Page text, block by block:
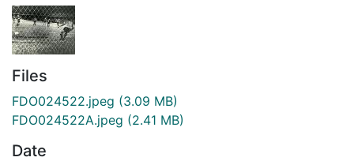
Files
FDO024522.jpeg (3.09 MB)
FDO024522A.jpeg (2.41 MB)
Date